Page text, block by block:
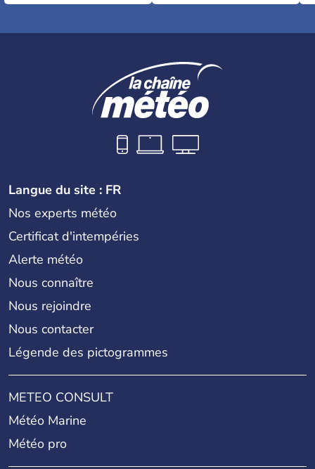
Langue du site : FR
Nos experts météo
Certificat d'intempéries
Alerte météo
Nous connaître
Nous rejoindre
Nous contacter
Légende des pictogrammes
METEO CONSULT
Météo Marine
Météo pro